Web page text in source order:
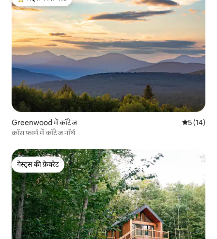
गेस्ट्स का टॉप फ़ेवरेट
Greenwood में कॉटेज औसत रेटिंग
5 (14)
क्रॉस फ़ार्म में कॉटेज नॉर्थ
गेस्ट्स की फ़ेवरेट
गेस्ट्स की फ़ेवरेट